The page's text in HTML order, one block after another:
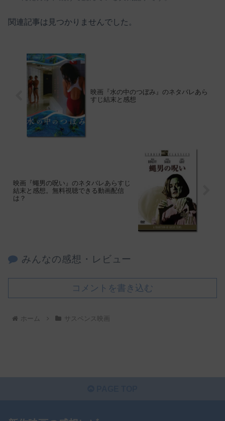
関連記事は見つかりませんでした。
映画『水の中のつぼみ』のネタバレあら
すじ結末と感想
映画『蠅男の呪い』のネタバレあらすじ
結末と感想。無料視聴できる動画配信
は？
みんなの感想・レビュー
コメントを書き込む
ホーム サスペンス映画